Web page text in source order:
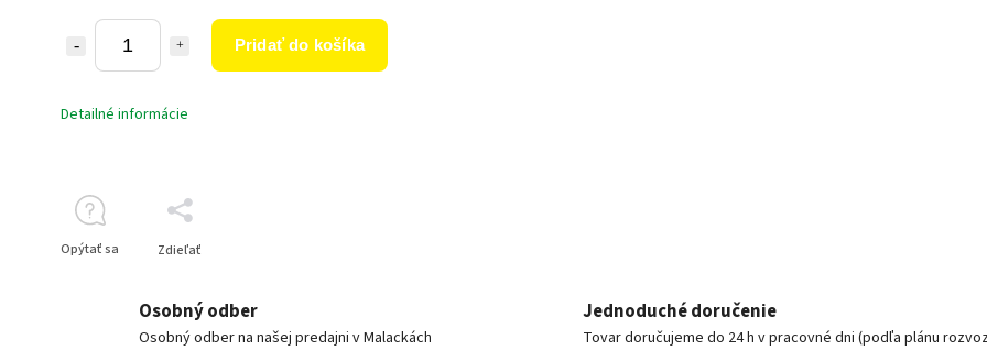
Pridať do košíka
Detailné informácie
Opýtať sa Zdieľať
Osobný odber
Osobný odber na našej predajni v Malackách
Jednoduché doručenie
Tovar doručujeme do 24 h v pracovné dni (podľa plánu